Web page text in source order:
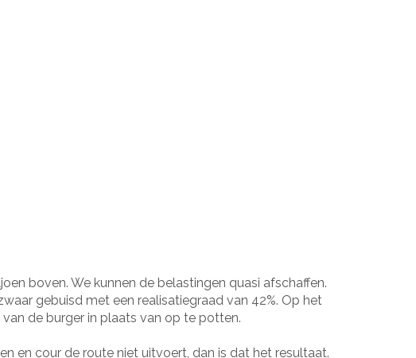
boven. We kunnen de belastingen quasi afschaffen.
gebuisd met een realisatiegraad van 42%. Op het
de burger in plaats van op te potten.
en cour de route niet uitvoert, dan is dat het resultaat.